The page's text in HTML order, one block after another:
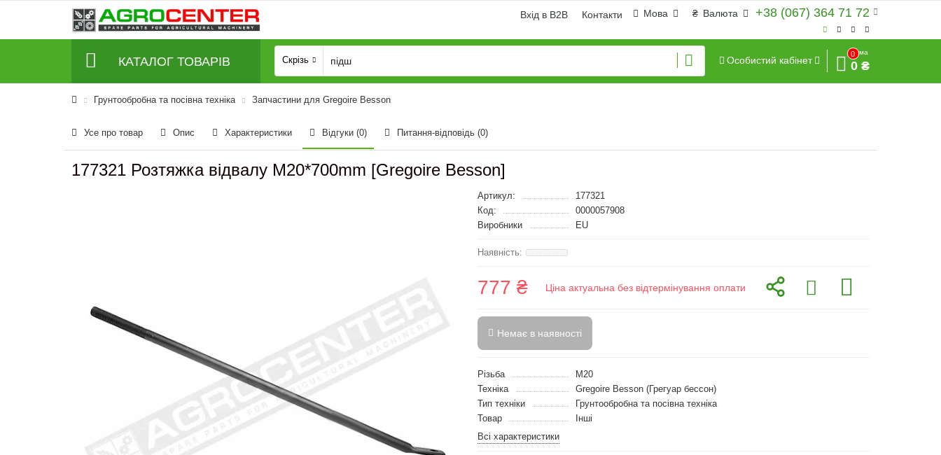
+38 (067) 364 71 72
₴ Валюта
Мова
Вхід в B2B Контакти
КАТАЛОГ ТОВАРІВ Скрізь Особистий кабінет
0
Сума
0 ₴
Грунтообробна та посівна техніка Запчастини для Gregoire Besson
Усе про товар Опис Характеристики Відгуки (0) Питання-відповідь (0)
177321 Розтяжка відвалу M20*700mm [Gregoire Besson]
Артикул:
177321
Код:
0000057908
Виробники
EU
777 ₴ Ціна актуальна без відтермінування оплати
Немає в наявності
Різьба
M20
Техніка
Gregoire Besson (Грегуар бессон)
Тип техніки
Грунтообробна та посівна техніка
Товар
Інші
Всі характеристики